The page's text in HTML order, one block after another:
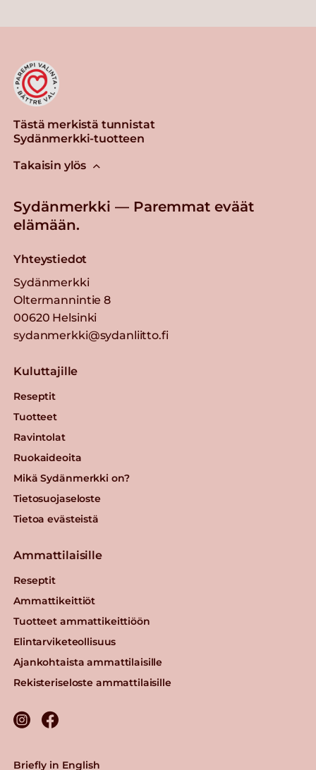
Tästä merkistä tunnistat
Sydänmerkki-tuotteen
Takaisin ylös
Sydänmerkki — Paremmat eväät
elämään.
Yhteystiedot
Sydänmerkki
Oltermannintie 8
00620 Helsinki
sydanmerkki@sydanliitto.fi
Kuluttajille
Reseptit
Tuotteet
Ravintolat
Ruokaideoita
Mikä Sydänmerkki on?
Tietosuojaseloste
Tietoa evästeistä
Ammattilaisille
Reseptit
Ammattikeittiöt
Tuotteet ammattikeittiöön
Elintarviketeollisuus
Ajankohtaista ammattilaisille
Rekisteriseloste ammattilaisille
Briefly in English